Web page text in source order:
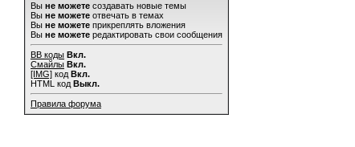
Вы не можете создавать новые темы
Вы не можете отвечать в темах
Вы не можете прикреплять вложения
Вы не можете редактировать свои сообщения
BB коды Вкл.
Смайлы Вкл.
[IMG] код Вкл.
HTML код Выкл.
Правила форума